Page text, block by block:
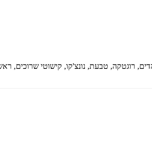
רוגטקה, טבעת, נונצ'קו, קישוטי שרוכים,